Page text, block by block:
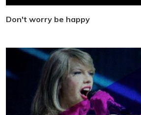
Don't worry be happy